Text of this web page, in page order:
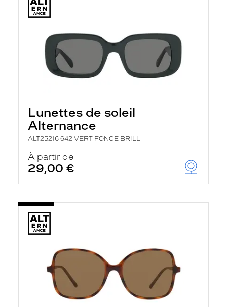
Lunettes de soleil
Alternance
ALT25216 642 VERT FONCE BRILL
À partir de
29,00 €